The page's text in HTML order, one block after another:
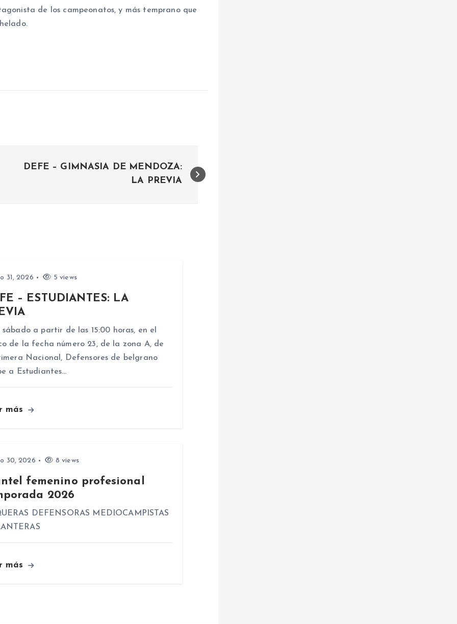
de los campeonatos, y más temprano que
DEFE – GIMNASIA DE MENDOZA:
LA PREVIA
31, 2026 5 views
– ESTUDIANTES: LA
sábado a partir de las 15:00 horas, en el
de la fecha número 23, de la zona A, de
Nacional, Defensores de belgrano
a Estudiantes…
más
30, 2026 8 views
femenino profesional
2026
DEFENSORAS MEDIOCAMPISTAS
más